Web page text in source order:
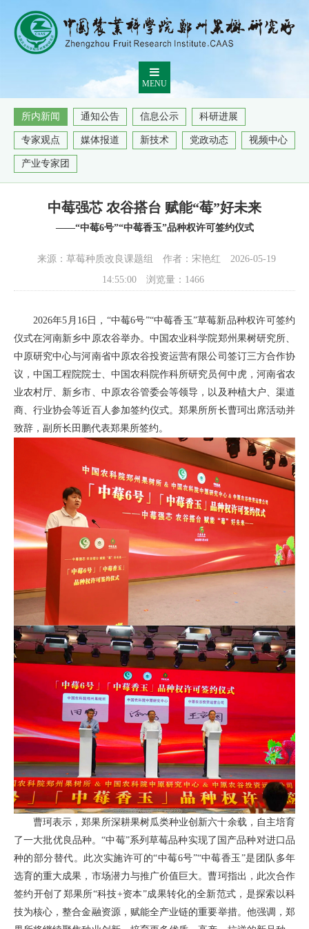
MENU
所内新闻 通知公告 信息公示 科研进展
专家观点 媒体报道 新技术 党政动态 视频中心
产业专家团
中莓强芯 农谷搭台 赋能“莓”好未来
——“中莓6号”“中莓香玉”品种权许可签约仪式
来源：草莓种质改良课题组 作者：宋艳红
2026-05-19
14:55:00
浏览量： 1466
2026年5月16日，“中莓6号”“中莓香玉”草莓新品种权许可签约
仪式在河南新乡中原农谷举办。中国农业科学院郑州果树研究所、
中原研究中心与河南省中原农谷投资运营有限公司签订三方合作协
议，中国工程院院士、中国农科院作科所研究员何中虎，河南省农
业农村厅、新乡市、中原农谷管委会等领导，以及种植大户、渠道
商、行业协会等近百人参加签约仪式。郑果所所长曹珂出席活动并
致辞，副所长田鹏代表郑果所签约。
曹珂表示，郑果所深耕果树瓜类种业创新六十余载，自主培育
了一大批优良品种。“中莓”系列草莓品种实现了国产品种对进口品
种的部分替代。此次实施许可的“中莓6号”“中莓香玉”是团队多年
选育的重大成果，市场潜力与推广价值巨大。曹珂指出，此次合作
签约开创了郑果所“科技+资本”成果转化的全新范式，是探索以科
技为核心，整合金融资源，赋能全产业链的重要举措。他强调，郑